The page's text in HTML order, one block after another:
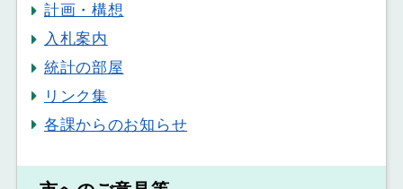
計画・構想
入札案内
統計の部屋
リンク集
各課からのお知らせ